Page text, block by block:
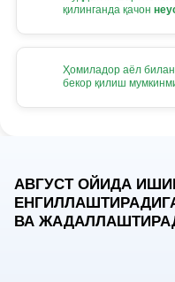
қилинганда қачон
Ҳомиладор аёл
бекор қилиш
АВГУСТ ОЙИДА
ВА